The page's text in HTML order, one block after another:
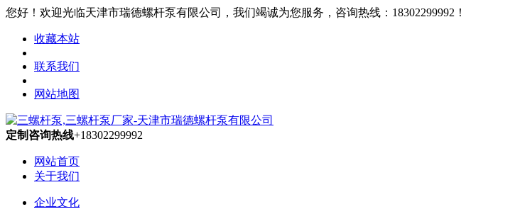
您好！欢迎光临天津市瑞德螺杆泵有限公司，我们竭诚为您服务，咨询热线：18302299992！
收藏本站
联系我们
网站地图
定制咨询热线+18302299992
网站首页
关于我们
企业文化